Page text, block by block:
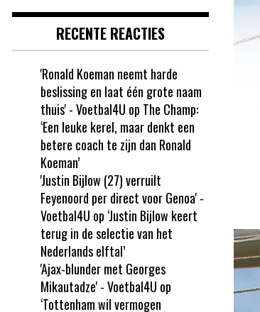
RECENTE REACTIES
'Ronald Koeman neemt harde
beslissing en laat één grote naam
thuis' - Voetbal4U op The Champ:
‘Een leuke kerel, maar denkt een
betere coach te zijn dan Ronald
Koeman’
'Justin Bijlow (27) verruilt
Feyenoord per direct voor Genoa' -
Voetbal4U op ‘Justin Bijlow keert
terug in de selectie van het
Nederlands elftal’
'Ajax-blunder met Georges
Mikautadze' - Voetbal4U op
‘Tottenham wil vermogen